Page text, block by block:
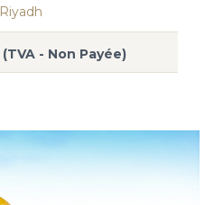
Riyadh
(TVA - Non Payée)